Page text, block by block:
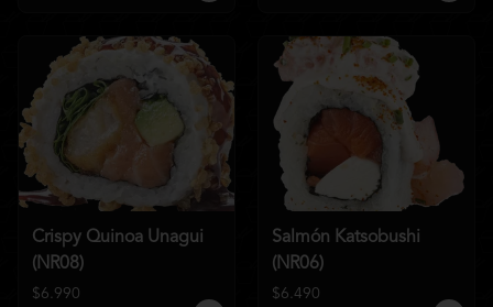
Crispy Quinoa Unagui
(NR08)
$6.990
Salmón Katsobushi
(NR06)
$6.490